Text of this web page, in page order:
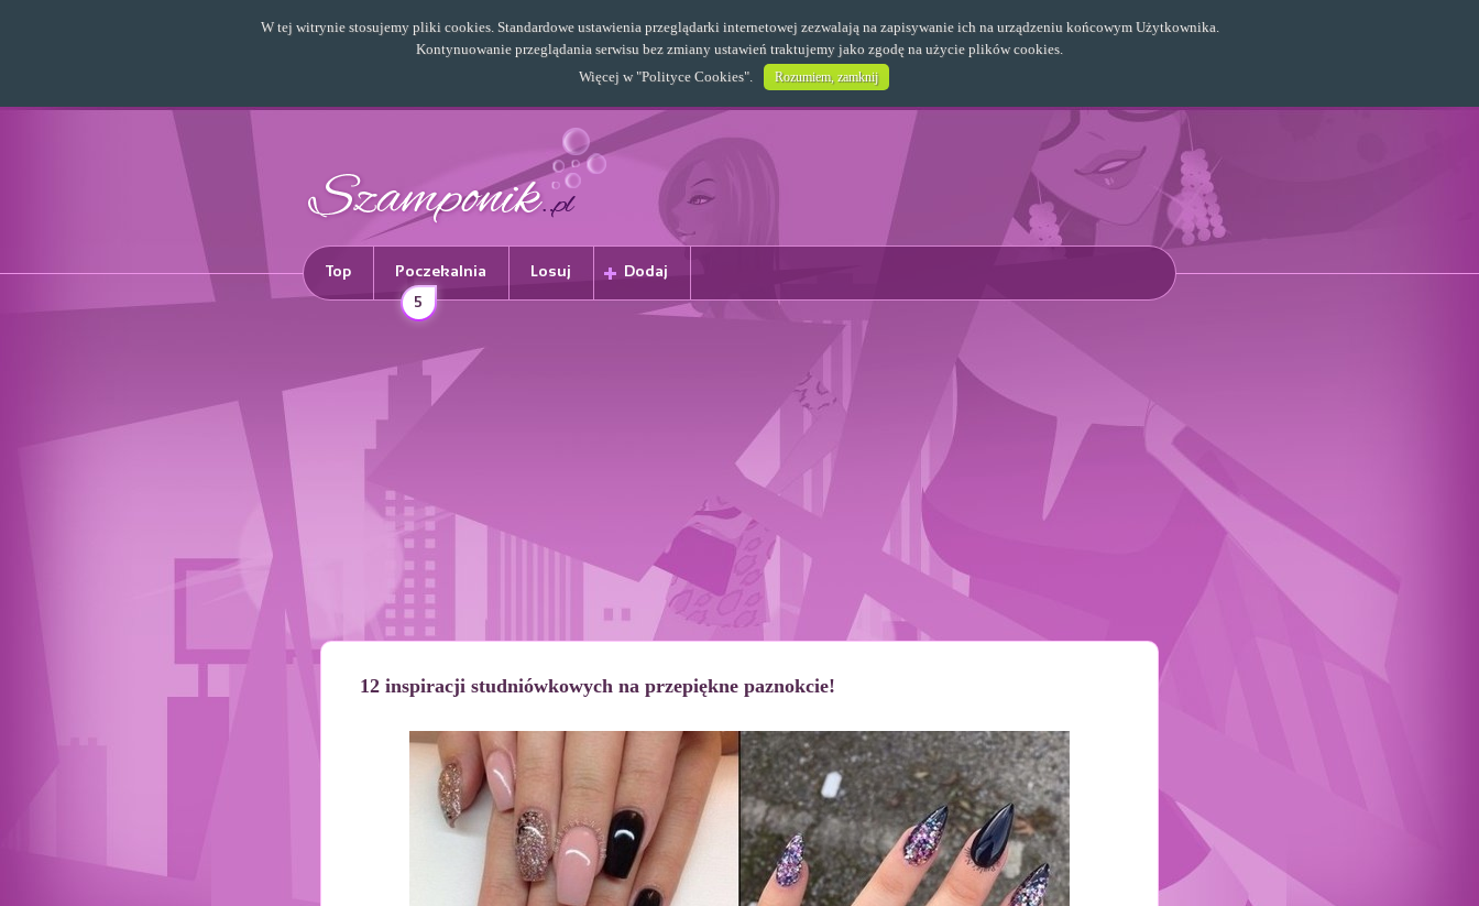
Top Poczekalnia
5
Losuj Dodaj
12 inspiracji studniówkowych na przepiękne paznokcie!
W tej witrynie stosujemy pliki cookies. Standardowe ustawienia przeglądarki internetowej zezwalają na zapisywanie ich na urządzeniu końcowym Użytkownika.
Kontynuowanie przeglądania serwisu bez zmiany ustawień traktujemy jako zgodę na użycie plików cookies.
Więcej w "Polityce Cookies". Rozumiem, zamknij